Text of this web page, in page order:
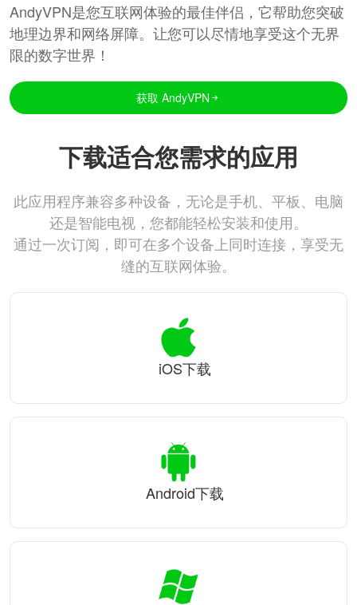
AndyVPN是您互联网体验的最佳伴侣，它帮助您突破
地理边界和网络屏障。让您可以尽情地享受这个无界
限的数字世界！
获取 AndyVPN
下载适合您需求的应用
此应用程序兼容多种设备，无论是手机、平板、电脑
还是智能电视，您都能轻松安装和使用。
通过一次订阅，即可在多个设备上同时连接，享受无
缝的互联网体验。
iOS下载
Android下载